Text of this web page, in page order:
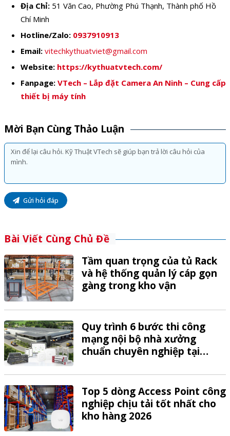
Địa Chỉ: 51 Văn Cao, Phường Phú Thạnh, Thành phố Hồ
Chí Minh
Hotline/Zalo: 0937910913
Email: vitechkythuatviet@gmail.com
Website: https://kythuatvtech.com/
Fanpage: VTech – Lắp đặt Camera An Ninh – Cung cấp
thiết bị máy tính
Mời Bạn Cùng Thảo Luận
Gửi hỏi đáp
Bài Viết Cùng Chủ Đề
Tầm quan trọng của tủ Rack
và hệ thống quản lý cáp gọn
gàng trong kho vận
Quy trình 6 bước thi công
mạng nội bộ nhà xưởng
chuẩn chuyên nghiệp tại
Top 5 dòng Access Point công
nghiệp chịu tải tốt nhất cho
kho hàng 2026